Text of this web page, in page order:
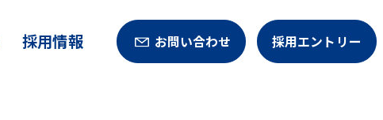
採用情報 お問い合わせ 採用エントリー